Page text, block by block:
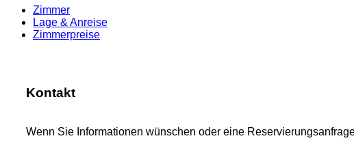
Zimmer
Lage & Anreise
Zimmerpreise
Kontakt
Wenn Sie Informationen wünschen oder eine